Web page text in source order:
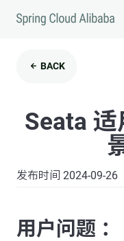
BACK
Seata
发布时间 2024-09-26
用户问题 ：